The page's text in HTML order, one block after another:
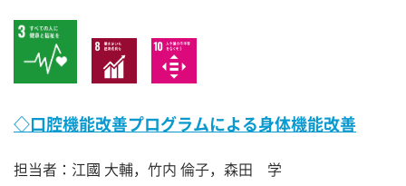
◇口腔機能改善プログラムによる身体機能改善
担当者：江國 大輔，竹内 倫子，森田 学